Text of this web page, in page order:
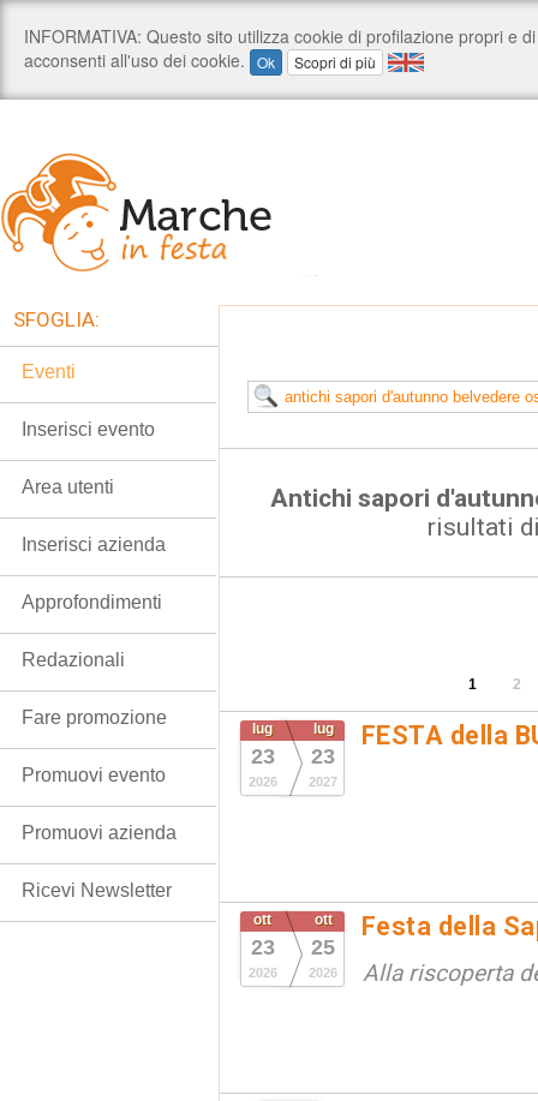
Antichi sapori
risultati
1 2
lug
23
2026
lug
23
2027
FESTA della
ott
23
2026
ott
25
2026
Festa della
Alla riscoperta
SFOGLIA:
Eventi
Inserisci evento
Area utenti
Inserisci azienda
Approfondimenti
Redazionali
Fare promozione
Promuovi evento
Promuovi azienda
Ricevi Newsletter